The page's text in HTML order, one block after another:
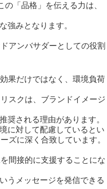
「品格」を伝える力は、
強みとなります。
アンバサダーとしての役割
果だけではなく、環境負荷
スクは、ブランドイメージ
奨される理由があります。
に対して配慮しているとい
ズに深く合致しています。
間接的に支援することにな
うメッセージを発信できる